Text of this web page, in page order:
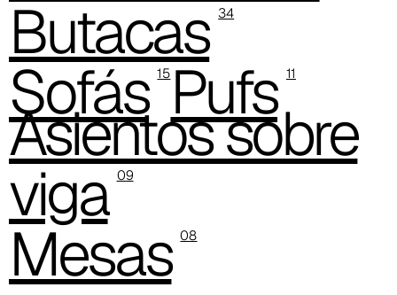
C 38H
Butacas 34
Sofás 15Pufs 11
Asientos sobre
viga 09
Mesas 08